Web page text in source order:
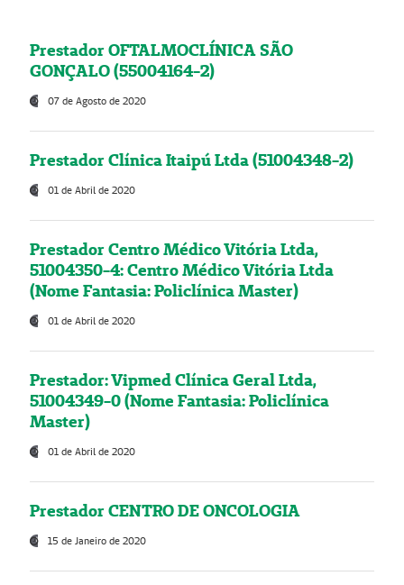
Prestador OFTALMOCLÍNICA SÃO
GONÇALO (55004164-2)
07 de Agosto de 2020
Prestador Clínica Itaipú Ltda (51004348-2)
01 de Abril de 2020
Prestador Centro Médico Vitória Ltda,
51004350-4: Centro Médico Vitória Ltda
(Nome Fantasia: Policlínica Master)
01 de Abril de 2020
Prestador: Vipmed Clínica Geral Ltda,
51004349-0 (Nome Fantasia: Policlínica
Master)
01 de Abril de 2020
Prestador CENTRO DE ONCOLOGIA
15 de Janeiro de 2020